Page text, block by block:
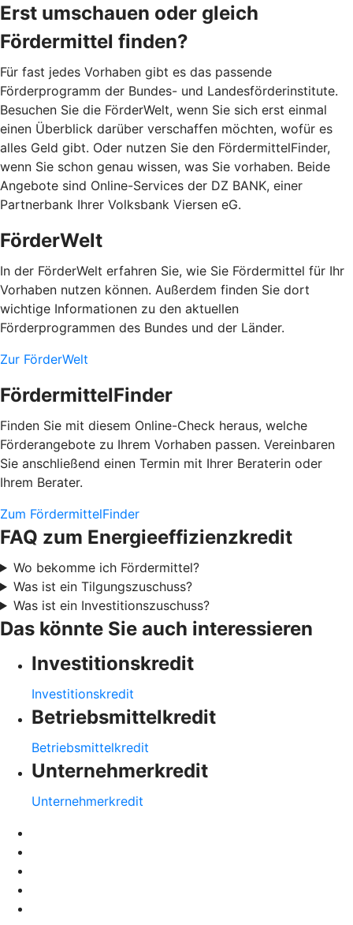
Erst umschauen oder gleich
Fördermittel finden?
Für fast jedes Vorhaben gibt es das passende
Förderprogramm der Bundes- und Landesförderinstitute.
Besuchen Sie die FörderWelt, wenn Sie sich erst einmal
einen Überblick darüber verschaffen möchten, wofür es
alles Geld gibt. Oder nutzen Sie den FördermittelFinder,
wenn Sie schon genau wissen, was Sie vorhaben. Beide
Angebote sind Online-Services der DZ BANK, einer
Partnerbank Ihrer Volksbank Viersen eG.
FörderWelt
In der FörderWelt erfahren Sie, wie Sie Fördermittel für Ihr
Vorhaben nutzen können. Außerdem finden Sie dort
wichtige Informationen zu den aktuellen
Förderprogrammen des Bundes und der Länder.
Zur FörderWelt
FördermittelFinder
Finden Sie mit diesem Online-Check heraus, welche
Förderangebote zu Ihrem Vorhaben passen. Vereinbaren
Sie anschließend einen Termin mit Ihrer Beraterin oder
Ihrem Berater.
Zum FördermittelFinder
FAQ zum Energieeffizienzkredit
Wo bekomme ich Fördermittel?
Was ist ein Tilgungszuschuss?
Was ist ein Investitionszuschuss?
Das könnte Sie auch interessieren
Investitionskredit
Investitionskredit
Betriebsmittelkredit
Betriebsmittelkredit
Unternehmerkredit
Unternehmerkredit